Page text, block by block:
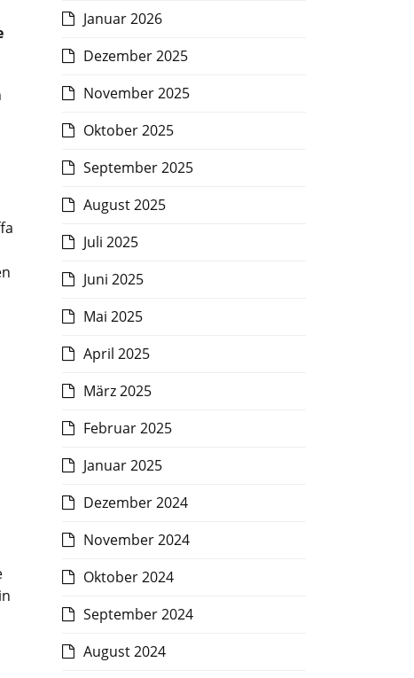
Januar 2026
Dezember 2025
November 2025
Oktober 2025
September 2025
August 2025
Juli 2025
Juni 2025
Mai 2025
April 2025
März 2025
Februar 2025
Januar 2025
Dezember 2024
November 2024
Oktober 2024
September 2024
August 2024